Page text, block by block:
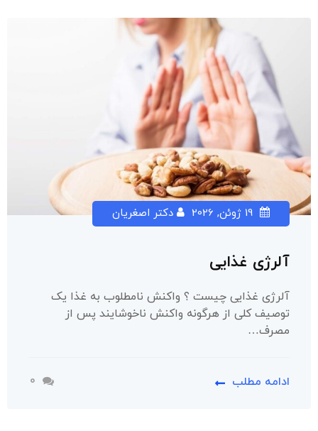
دکتر اصغریان
آلرژی غذایی
آلرژی غذایی چیست ؟ واکنش نامطلوب به غذا یک
توصیف کلی از هرگونه واکنش ناخوشایند پس از
مصرف…
ادامه مطلب 0